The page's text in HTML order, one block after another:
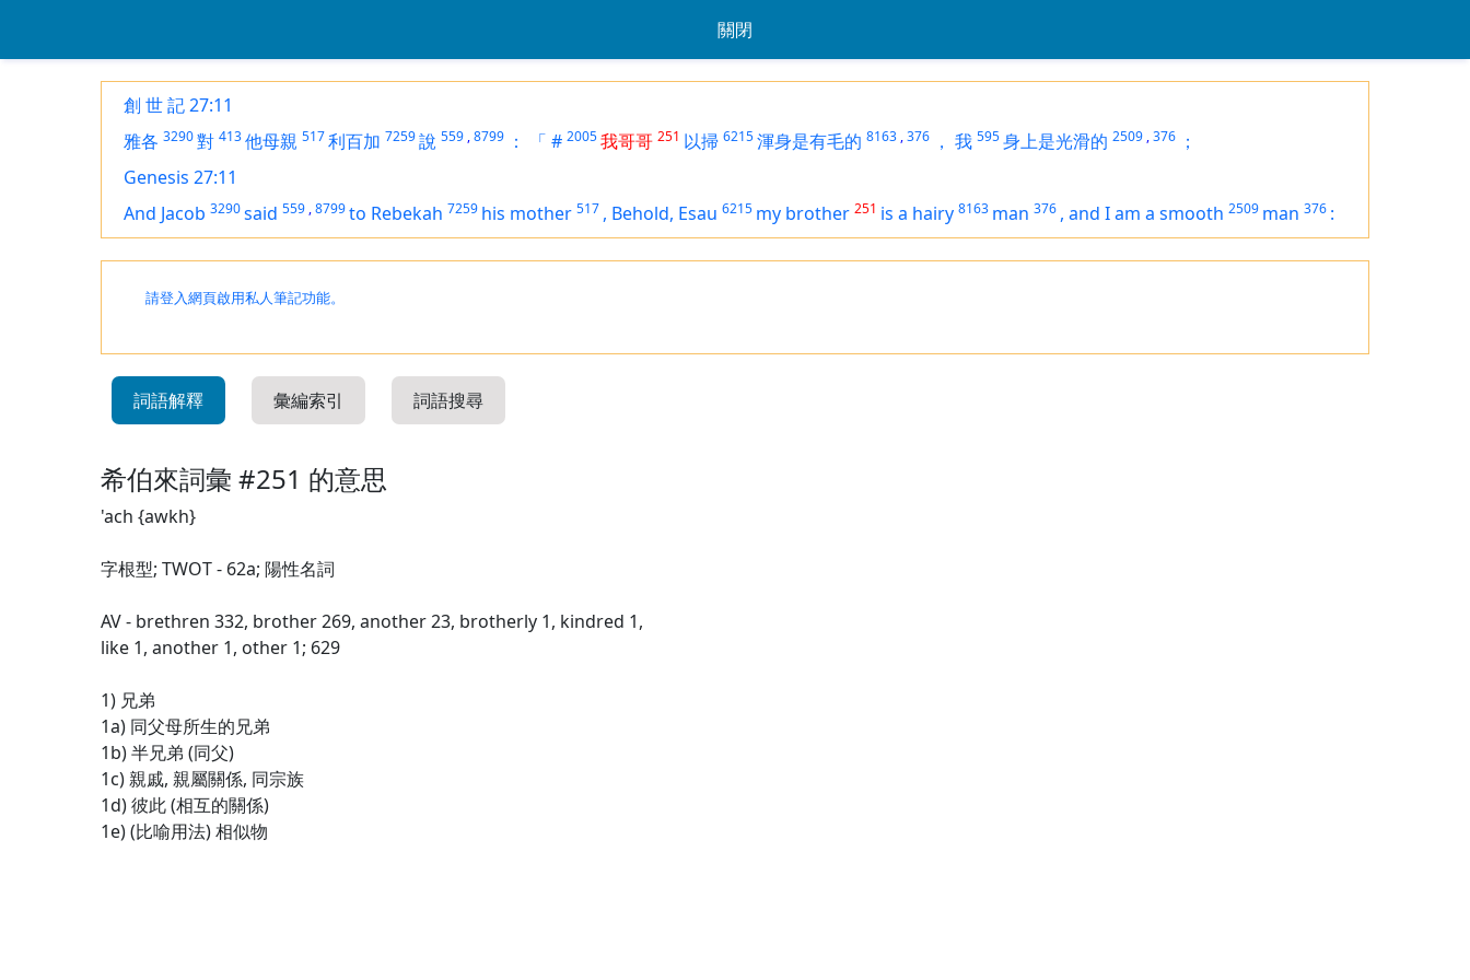
關閉
創 世 記 27:11
雅各 3290對 413他母親 517利百加 7259說 559 ,8799 ： 「 # 2005我哥哥 251 以掃 6215渾身是有毛的 8163 ,376 ， 我 595身上是光滑的 2509 ,376 ；
Genesis 27:11
And Jacob 3290said 559 ,8799to Rebekah 7259 his mother 517 , Behold, Esau 6215 my brother 251 is a hairy 8163 man 376 , and Iam a smooth 2509 man 376 :
請登入網頁啟用私人筆記功能。
詞語解釋 彙編索引 詞語搜尋
希伯來詞彙 #251 的意思
'ach {awkh}
字根型; TWOT - 62a; 陽性名詞
AV - brethren 332, brother 269, another 23, brotherly 1, kindred 1,
like 1, another 1, other 1; 629
1) 兄弟
1a) 同父母所生的兄弟
1b) 半兄弟 (同父)
1c) 親戚, 親屬關係, 同宗族
1d) 彼此 (相互的關係)
1e) (比喻用法) 相似物